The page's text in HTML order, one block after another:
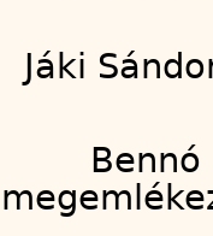
Jáki